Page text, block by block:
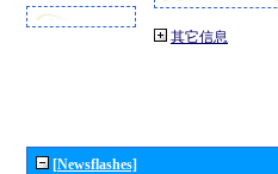
其它信息
[Newsflashes]